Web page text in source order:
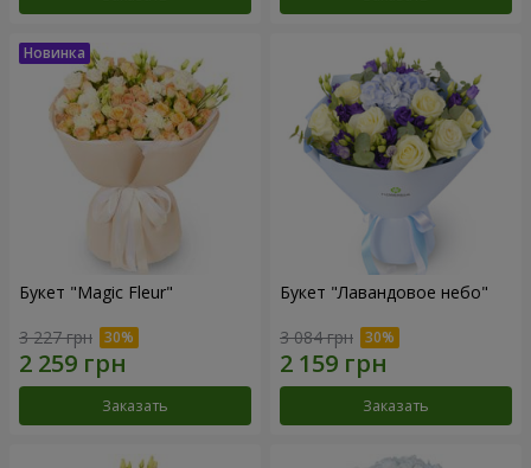
Букет "Magic Fleur"
3 227 грн
Заказать
Букет "Лавандовое небо"
3 084 грн
Заказать